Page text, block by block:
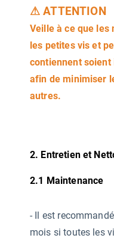
⚠ ATTENTION
Veille à ce que les
les petites vis et
contiennent
afin de minimiser
autres.
2. Entretien et
2.1 Maintenance
- Il est
mois si toutes les